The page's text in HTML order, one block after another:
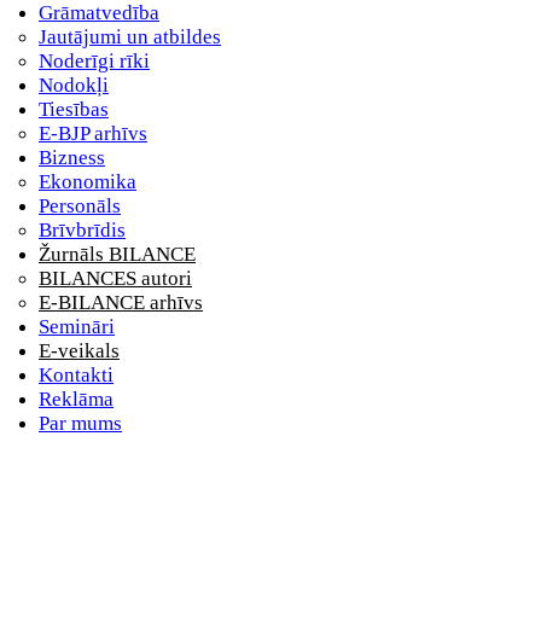
Grāmatvedība
Jautājumi un atbildes
Noderīgi rīki
Nodokļi
Tiesības
E-BJP arhīvs
Bizness
Ekonomika
Personāls
Brīvbrīdis
Žurnāls BILANCE
BILANCES autori
E-BILANCE arhīvs
Semināri
E-veikals
Kontakti
Reklāma
Par mums